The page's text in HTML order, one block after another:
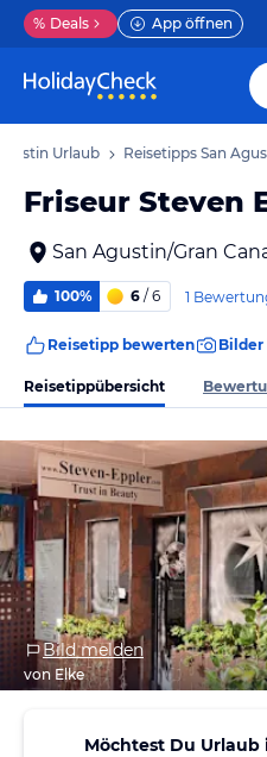
% Deals App öffnen
Urlaub Reisetipps San
Friseur Steven
San Agustin/Gran
100% 6 / 6 1
Reisetipp bewerten Bilder
Reisetippübersicht
Bild melden
von Elke
Möchtest Du Urlaub